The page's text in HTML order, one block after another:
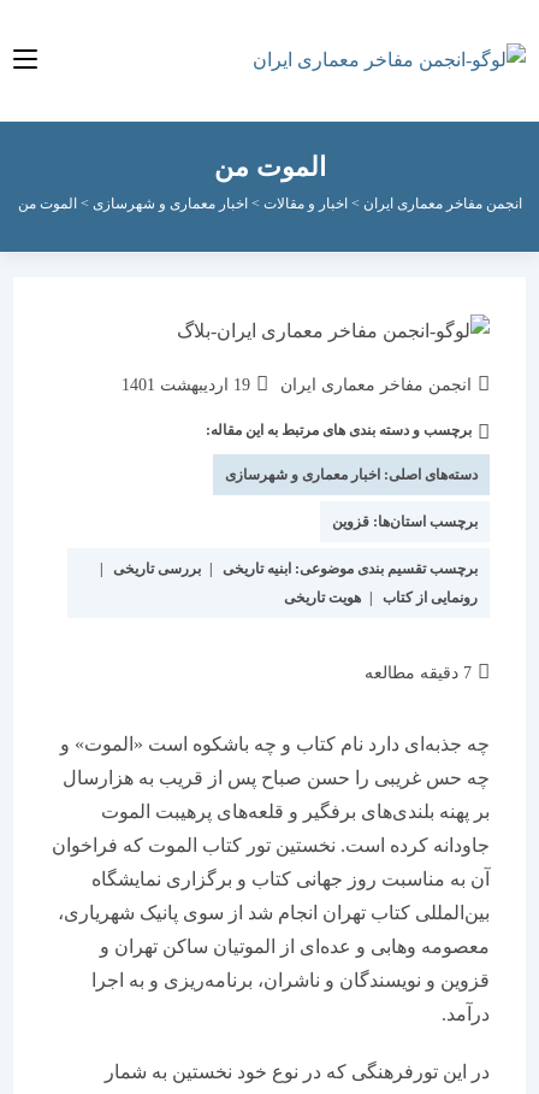
الموت من
مفاخر معماری ایران > اخبار و مقالات>اخبار معماری و شهرسازی>الموت من
انجمن مفاخر معماری ایران
نوشته
شده
است:
19 اردیبهشت 1401
برچسب و دسته بندی های مرتبط به این مقاله:
دسته‌های اصلی:اخبار معماری و شهرسازی
برچسب استان‌ها:قزوین
برچسب تقسیم بندی موضوعی:ابنیه تاریخی | بررسی تاریخی |
رونمایی از کتاب | هویت تاریخی
چه جذبه‌ای دارد نام کتاب و چه باشکوه است «الموت» و
چه حس غریبی را حسن صباح پس از قریب به هزارسال
بر پهنه بلندی‌های برفگیر و قلعه‌های پرهیبت الموت
جاودانه کرده است. نخستین تور کتاب الموت که فراخوان
آن به مناسبت روز جهانی کتاب و برگزاری نمایشگاه
بین‌المللی کتاب تهران انجام شد از سوی پانیک شهریاری،
معصومه وهابی و عده‌ای از الموتیان ساکن تهران و
قزوین و نویسندگان و ناشران، برنامه‌ریزی و به اجرا
درآمد.
در این تورفرهنگی که در نوع خود نخستین به شمار